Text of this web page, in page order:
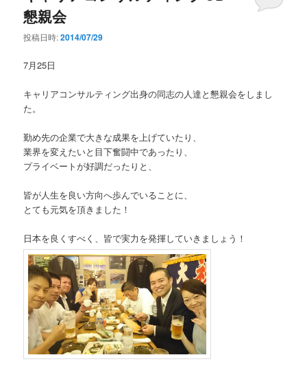
懇親会
投稿日時:2014/07/29
7月25日
キャリアコンサルティング出身の同志の人達と懇親会をしまし
た。
勤め先の企業で大きな成果を上げていたり、
業界を変えたいと目下奮闘中であったり、
プライベートが好調だったりと、
皆が人生を良い方向へ歩んでいることに、
とても元気を頂きました！
日本を良くすべく、皆で実力を発揮していきましょう！